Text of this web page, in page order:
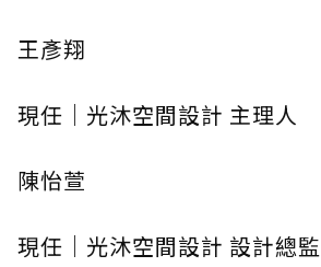
王彥翔
現任｜光沐空間設計 主理人
陳怡萱
現任｜光沐空間設計 設計總監